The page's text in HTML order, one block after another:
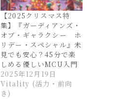
【2025クリスマス特
集】『ガーディアンズ・
オブ・ギャラクシー ホ
リデー・スペシャル』未
見でも安心？45分で楽
しめる優しいMCU入門
2025年12月19日
Vitality (活力・前向
き)